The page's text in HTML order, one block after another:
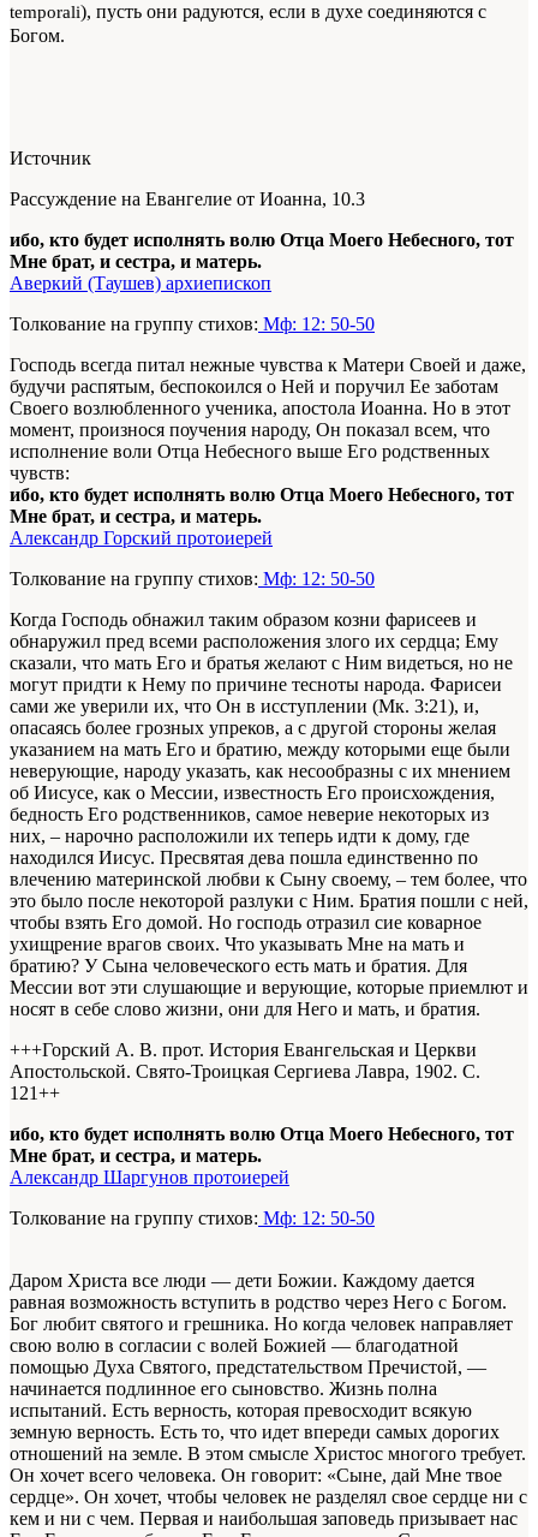
temporali), пусть они радуются, если в духе соединяются с
Богом.
Источник
Рассуждение на Евангелие от Иоанна, 10.3
ибо, кто будет исполнять волю Отца Моего Небесного, тот
Мне брат, и сестра, и матерь.
Аверкий (Таушев) архиепископ
Толкование на группу стихов: Мф: 12: 50-50
Господь всегда питал нежные чувства к Матери Своей и даже,
будучи распятым, беспокоился о Ней и поручил Ее заботам
Своего возлюбленного ученика, апостола Иоанна. Но в этот
момент, произнося поучения народу, Он показал всем, что
исполнение воли Отца Небесного выше Его родственных
чувств:
ибо, кто будет исполнять волю Отца Моего Небесного, тот
Мне брат, и сестра, и матерь.
Александр Горский протоиерей
Толкование на группу стихов: Мф: 12: 50-50
Когда Господь обнажил таким образом козни фарисеев и
обнаружил пред всеми расположения злого их сердца; Ему
сказали, что мать Его и братья желают с Ним видеться, но не
могут придти к Нему по причине тесноты народа. Фарисеи
сами же уверили их, что Он в исступлении (Мк. 3:21), и,
опасаясь более грозных упреков, а с другой стороны желая
указанием на мать Его и братию, между которыми еще были
неверующие, народу указать, как несообразны с их мнением
об Иисусе, как о Мессии, известность Его происхождения,
бедность Его родственников, самое неверие некоторых из
них, – нарочно расположили их теперь идти к дому, где
находился Иисус. Пресвятая дева пошла единственно по
влечению материнской любви к Сыну своему, – тем более, что
это было после некоторой разлуки с Ним. Братия пошли с ней,
чтобы взять Его домой. Но господь отразил сие коварное
ухищрение врагов своих. Что указывать Мне на мать и
братию? У Сына человеческого есть мать и братия. Для
Мессии вот эти слушающие и верующие, которые приемлют и
носят в себе слово жизни, они для Него и мать, и братия.
+++Горский А. В. прот. История Евангельская и Церкви
Апостольской. Свято-Троицкая Сергиева Лавра, 1902. С.
121++
ибо, кто будет исполнять волю Отца Моего Небесного, тот
Мне брат, и сестра, и матерь.
Александр Шаргунов протоиерей
Толкование на группу стихов: Мф: 12: 50-50
Даром Христа все люди — дети Божии. Каждому дается
равная возможность вступить в родство через Него с Богом.
Бог любит святого и грешника. Но когда человек направляет
свою волю в согласии с волей Божией — благодатной
помощью Духа Святого, предстательством Пречистой, —
начинается подлинное его сыновство. Жизнь полна
испытаний. Есть верность, которая превосходит всякую
земную верность. Есть то, что идет впереди самых дорогих
отношений на земле. В этом смысле Христос многого требует.
Он хочет всего человека. Он говорит: «Сыне, дай Мне твое
сердце». Он хочет, чтобы человек не разделял свое сердце ни с
кем и ни с чем. Первая и наибольшая заповедь призывает нас